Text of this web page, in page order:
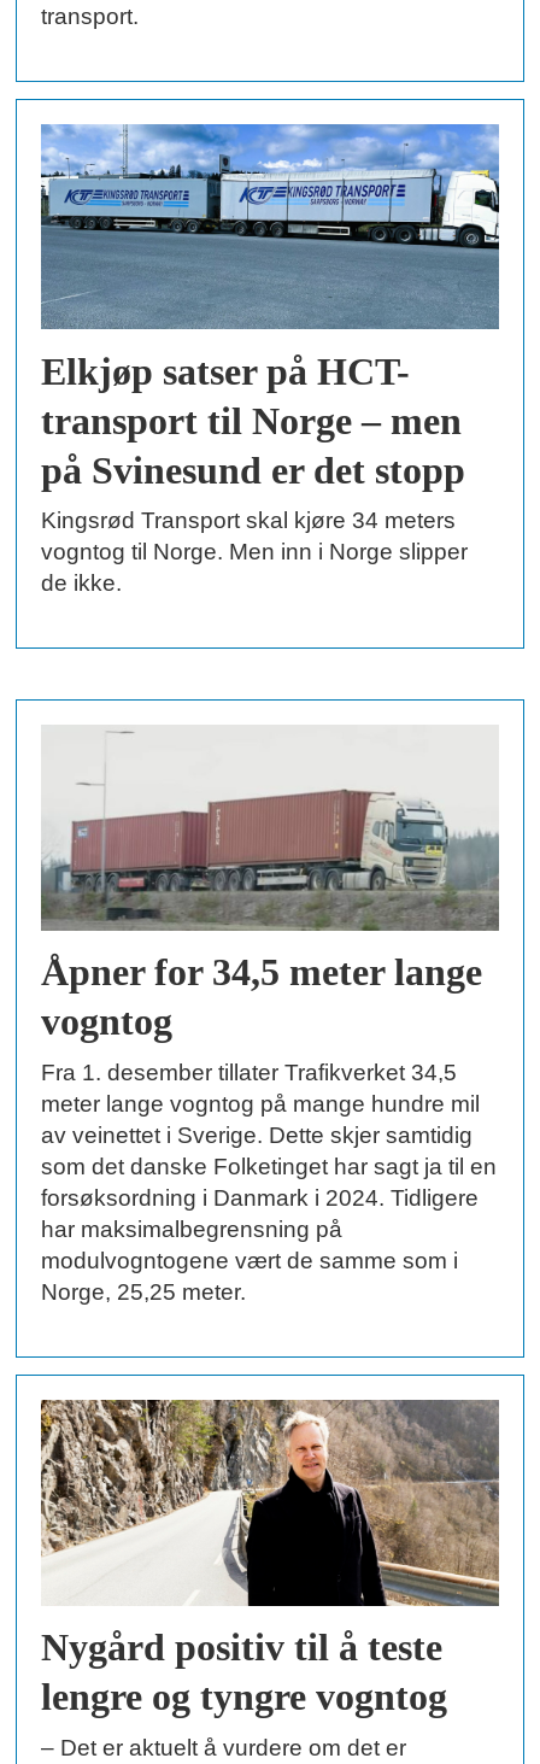
transport.
Elkjøp satser på HCT-
transport til Norge – men
på Svinesund er det stopp
Kingsrød Transport skal kjøre 34 meters
vogntog til Norge. Men inn i Norge slipper
de ikke.
Åpner for 34,5 meter lange
vogntog
Fra 1. desember tillater Trafikverket 34,5
meter lange vogntog på mange hundre mil
av veinettet i Sverige. Dette skjer samtidig
som det danske Folketinget har sagt ja til en
forsøksordning i Danmark i 2024. Tidligere
har maksimalbegrensning på
modulvogntogene vært de samme som i
Norge, 25,25 meter.
Nygård positiv til å teste
lengre og tyngre vogntog
– Det er aktuelt å vurdere om det er